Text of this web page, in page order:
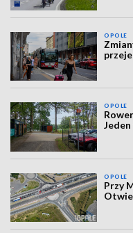
OPOLE
OPOLE
OPOLE
Przy